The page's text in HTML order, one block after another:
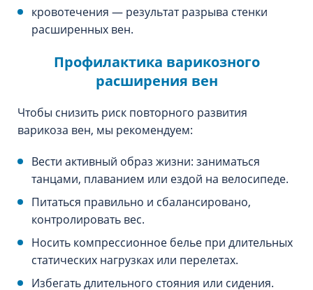
кровотечения — результат разрыва стенки
расширенных вен.
Профилактика варикозного
расширения вен
Чтобы снизить риск повторного развития
варикоза вен, мы рекомендуем:
Вести активный образ жизни: заниматься
танцами, плаванием или ездой на велосипеде.
Питаться правильно и сбалансировано,
контролировать вес.
Носить компрессионное белье при длительных
статических нагрузках или перелетах.
Избегать длительного стояния или сидения.